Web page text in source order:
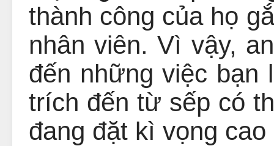
thành công của họ
nhân viên. Vì vậy,
đến những việc
trích đến từ sếp có
đang đặt kì vọng